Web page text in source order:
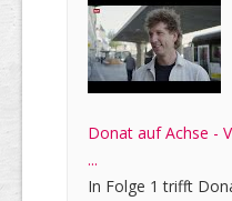
Donat auf Achse -
...
In Folge 1 trifft